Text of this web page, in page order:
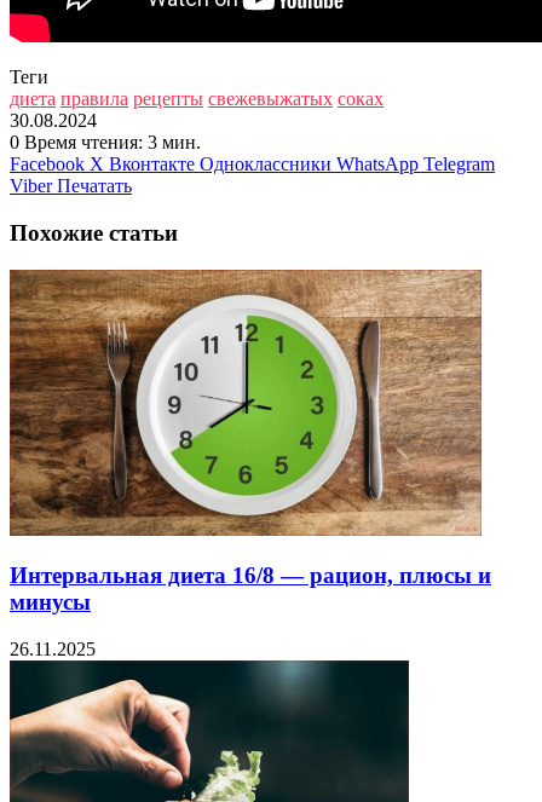
Теги
диета правила рецепты свежевыжатых соках
30.08.2024
0 Время чтения: 3 мин.
Facebook X Вконтакте Одноклассники WhatsApp Telegram
Viber Печатать
Похожие статьи
Интервальная диета 16/8 — рацион, плюсы и
минусы
26.11.2025